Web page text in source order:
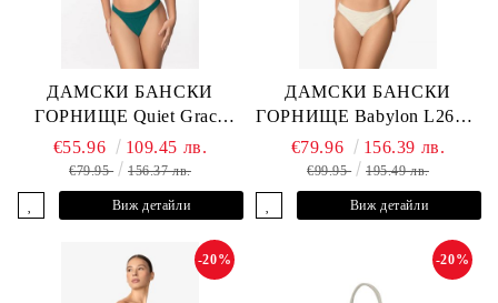
ДАМСКИ БАНСКИ
ГОРНИЩЕ Quiet Grace
L2607-Y-352 MARC &
ANDRE
€55.96 109.45 лв.
€79.95 156.37 лв.
Виж детайли
ДАМСКИ БАНСКИ
ГОРНИЩЕ Babylon L2613-
YP-682 MARC & ANDRE
€79.96 156.39 лв.
€99.95 195.49 лв.
Виж детайли
-20% -20%